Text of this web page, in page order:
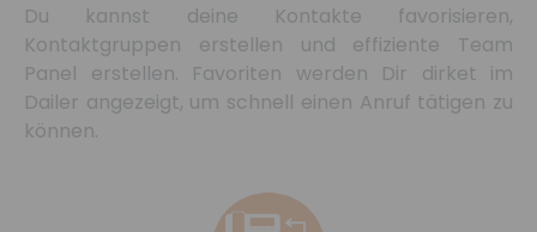
Du kannst deine Kontakte favorisieren,
Kontaktgruppen erstellen und effiziente Team
Panel erstellen. Favoriten werden Dir dirket im
Dailer angezeigt, um schnell einen Anruf tätigen zu
können.